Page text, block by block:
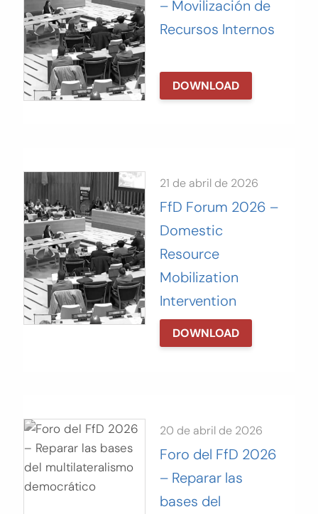
– Movilización de
Recursos Internos
DOWNLOAD
21 de abril de 2026
FfD Forum 2026 –
Domestic
Resource
Mobilization
Intervention
DOWNLOAD
20 de abril de 2026
Foro del FfD 2026
– Reparar las
bases del